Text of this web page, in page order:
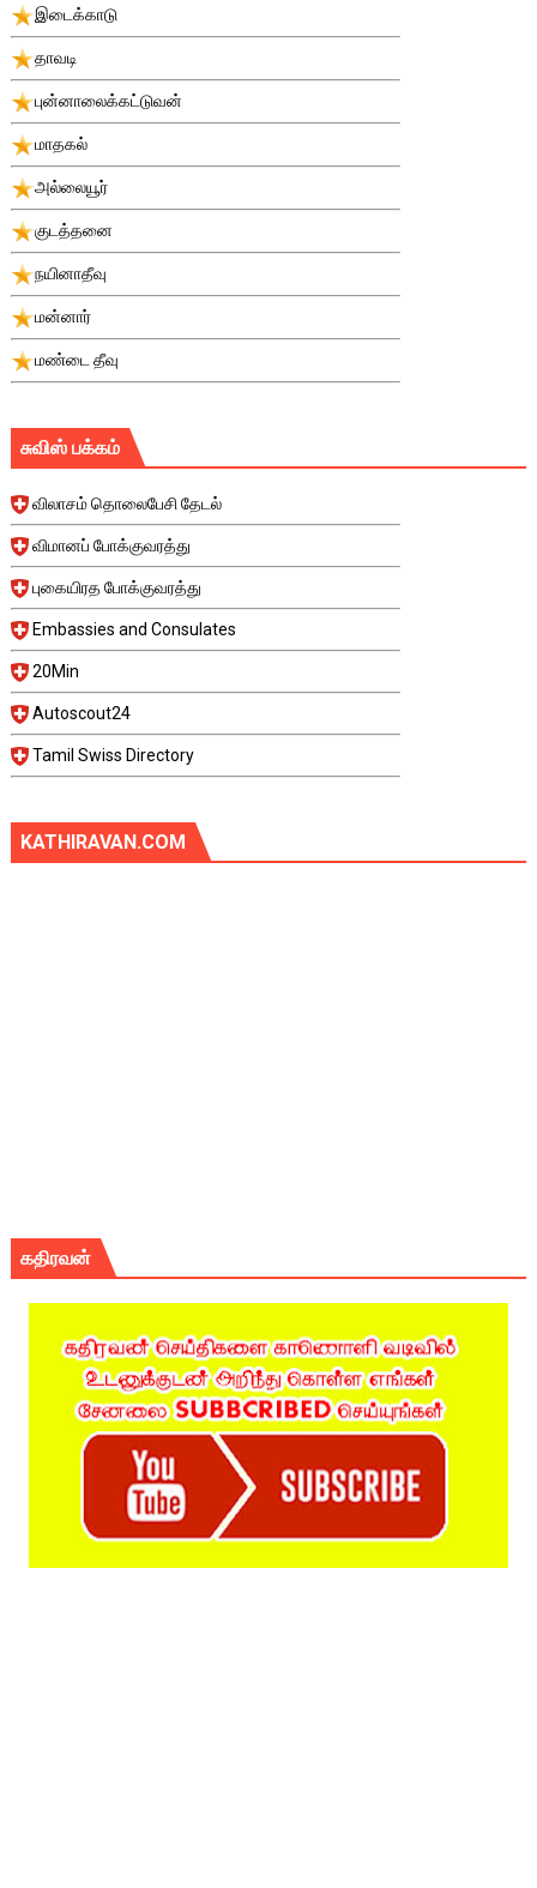
இடைக்காடு
தாவடி
புன்னாலைக்கட்டுவன்
மாதகல்
அல்லையூர்
குடத்தனை
நயினாதீவு
மன்னார்
மண்டை தீவு
சுவிஸ் பக்கம்
விலாசம் தொலைபேசி தேடல்
விமானப் போக்குவரத்து
புகையிரத போக்குவரத்து
Embassies and Consulates
20Min
Autoscout24
Tamil Swiss Directory
KATHIRAVAN.COM
கதிரவன்